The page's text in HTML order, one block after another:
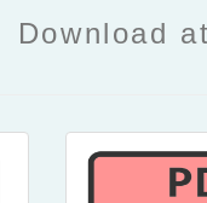
Download